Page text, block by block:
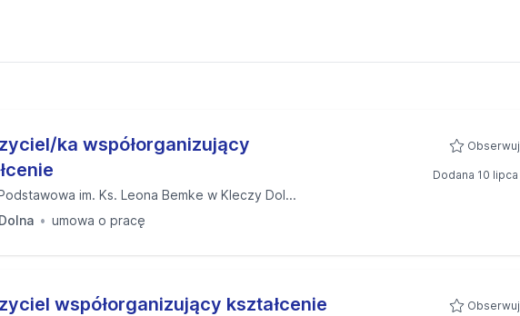
ka współorganizujący
im. Ks. Leona Bemke w Kleczy Dol...
umowa o pracę
Obserwuj
Dodana 10 lipca
współorganizujący kształcenie
Obserwuj